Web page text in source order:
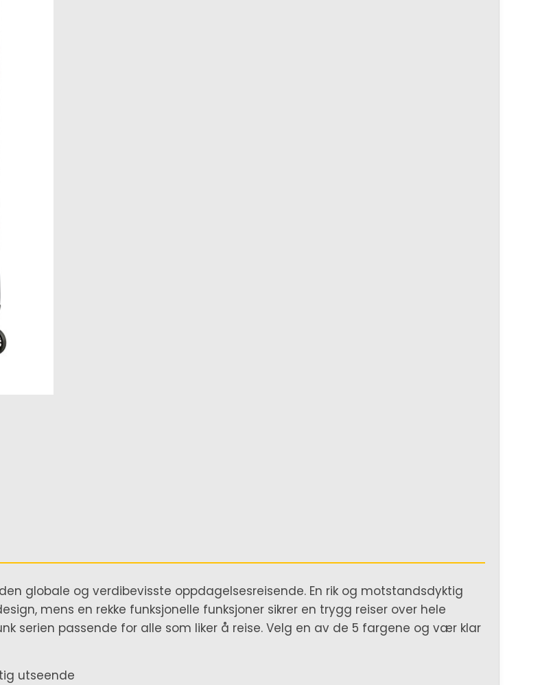
globale og verdibevisste oppdagelsesreisende. En rik og motstandsdyktig
mens en rekke funksjonelle funksjoner sikrer en trygg reiser over hele
serien passende for alle som liker å reise. Velg en av de 5 fargene og vær klar
utseende